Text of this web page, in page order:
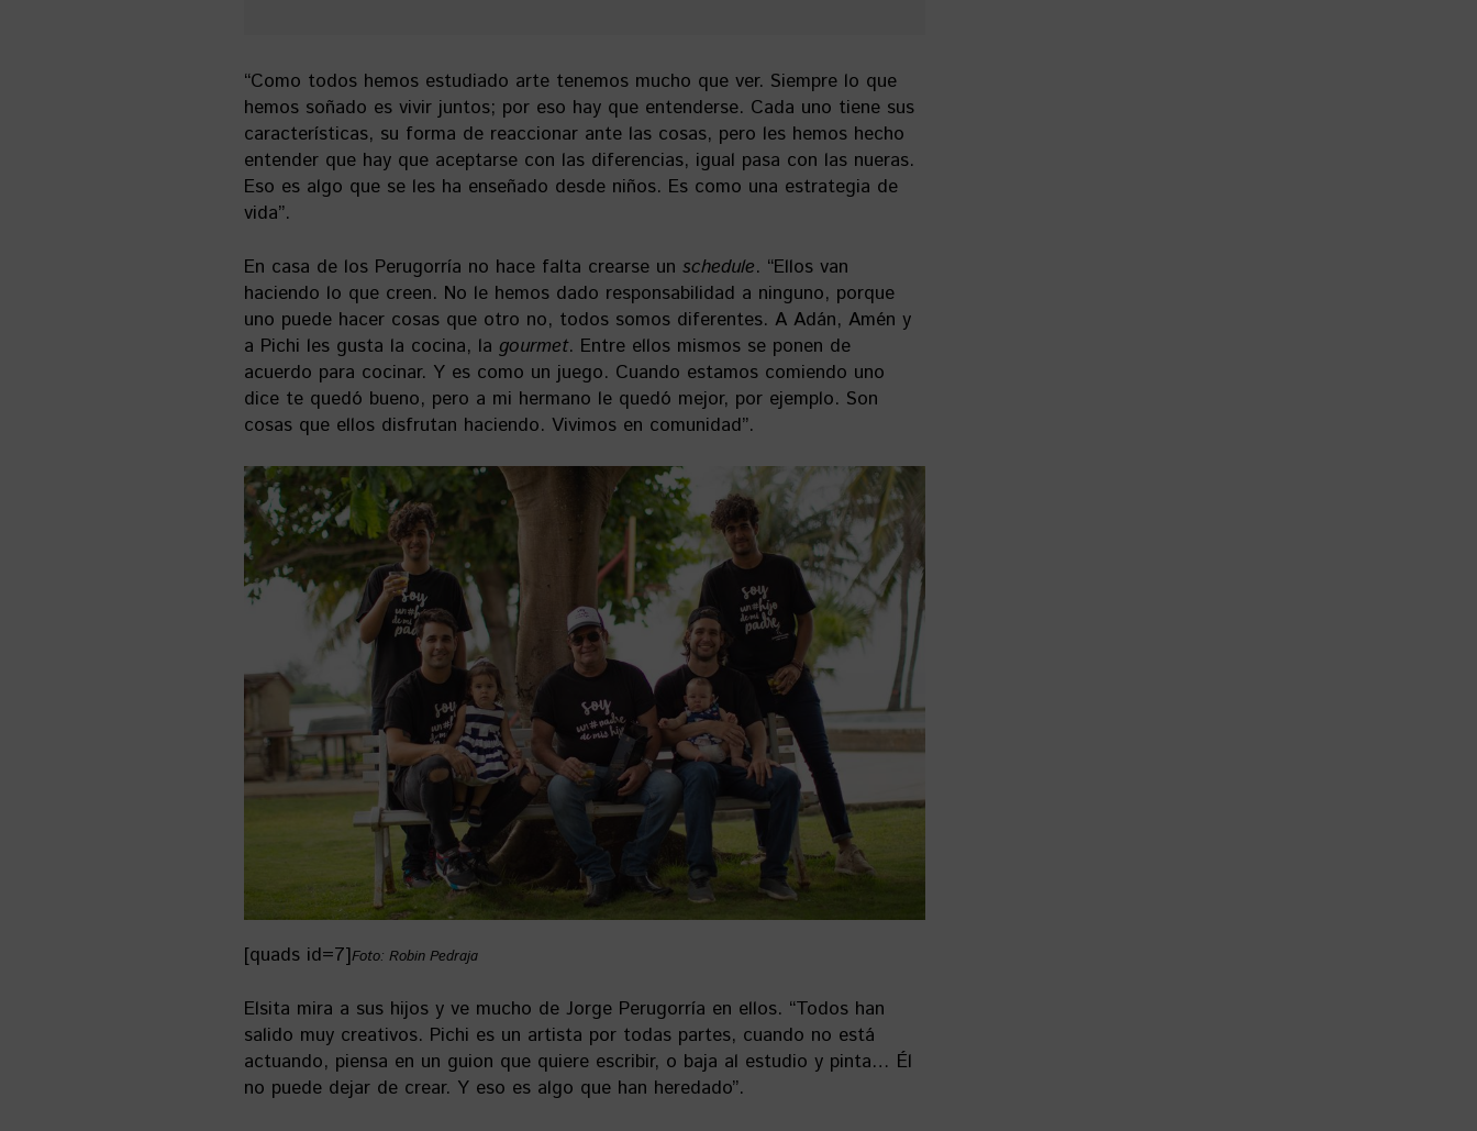
“Como todos hemos estudiado arte tenemos mucho que ver. Siempre lo que
hemos soñado es vivir juntos; por eso hay que entenderse. Cada uno tiene sus
características, su forma de reaccionar ante las cosas, pero les hemos hecho
entender que hay que aceptarse con las diferencias, igual pasa con las nueras.
Eso es algo que se les ha enseñado desde niños. Es como una estrategia de
vida”.
En casa de los Perugorría no hace falta crearse un schedule. “Ellos van
haciendo lo que creen. No le hemos dado responsabilidad a ninguno, porque
uno puede hacer cosas que otro no, todos somos diferentes. A Adán, Amén y
a Pichi les gusta la cocina, la gourmet. Entre ellos mismos se ponen de
acuerdo para cocinar. Y es como un juego. Cuando estamos comiendo uno
dice te quedó bueno, pero a mi hermano le quedó mejor, por ejemplo. Son
cosas que ellos disfrutan haciendo. Vivimos en comunidad”.
[quads id=7]Foto: Robin Pedraja
Elsita mira a sus hijos y ve mucho de Jorge Perugorría en ellos. “Todos han
salido muy creativos. Pichi es un artista por todas partes, cuando no está
actuando, piensa en un guion que quiere escribir, o baja al estudio y pinta… Él
no puede dejar de crear. Y eso es algo que han heredado”.